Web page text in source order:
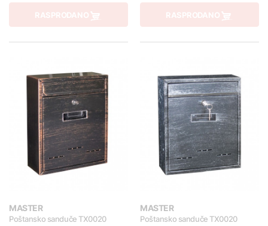
RASPRODANO RASPRODANO
MASTER
Poštansko sanduče TX0020
MASTER
Poštansko sanduče TX0020